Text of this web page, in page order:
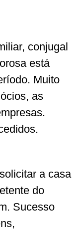
conjugal
está
Muito
as
a casa
do
Sucesso